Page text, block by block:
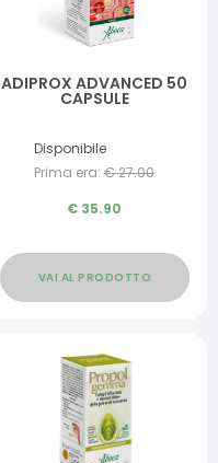
ADIPROX ADVANCED 50
CAPSULE
Disponibile
Prima era: €27.00
€ 35.90
VAI AL PRODOTTO